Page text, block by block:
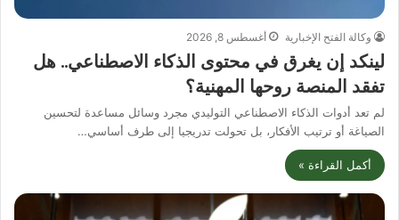
وكالة الفتح الإخبارية أغسطس 8, 2026
لينكد إن يغرق في محتوى الذكاء الاصطناعي.. هل
تفقد المنصة روحها المهنية؟
لم تعد أدوات الذكاء الاصطناعي التوليدي مجرد وسائل مساعدة لتحسين
الصياغة أو ترتيب الأفكار، بل تحولت تدريجيا إلى طرف أساسي…
أكمل القراءة »